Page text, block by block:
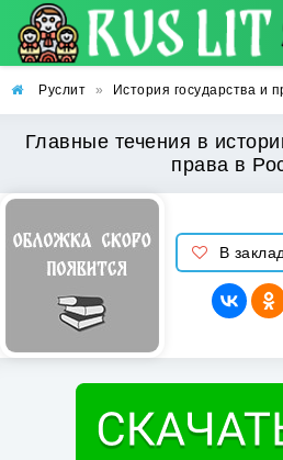
Руслит » История государства и
Главные течения в
права в
В